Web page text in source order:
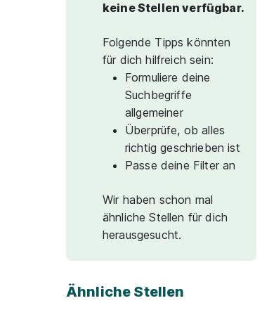
keine Stellen verfügbar.
Folgende Tipps könnten
für dich hilfreich sein:
Formuliere deine
Suchbegriffe
allgemeiner
Überprüfe, ob alles
richtig geschrieben ist
Passe deine Filter an
Wir haben schon mal
ähnliche Stellen für dich
herausgesucht.
Ähnliche Stellen